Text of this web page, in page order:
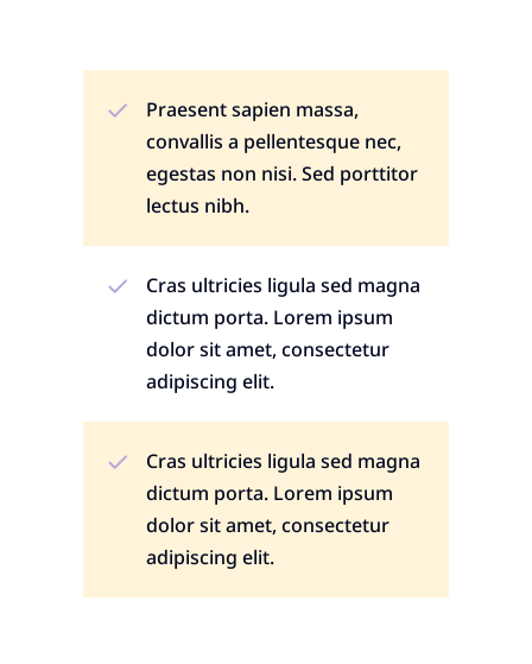
Praesent sapien massa,
convallis a pellentesque nec,
egestas non nisi. Sed porttitor
lectus nibh.
Cras ultricies ligula sed magna
dictum porta. Lorem ipsum
dolor sit amet, consectetur
adipiscing elit.
Cras ultricies ligula sed magna
dictum porta. Lorem ipsum
dolor sit amet, consectetur
adipiscing elit.